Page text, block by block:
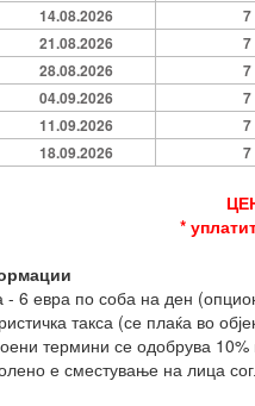
14.08.2026
7
21.08.2026
7
28.08.2026
7
04.09.2026
7
11.09.2026
7
18.09.2026
7
*
6 евра по соба на ден
такса (се плаќа во
термини се одобрува
е сместување на лица